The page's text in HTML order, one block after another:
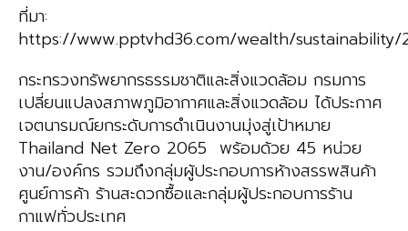
ที่มา:
https://www.pptvhd36.com/wealth/sustainability/
กระทรวงทรัพยากรธรรมชาติและสิ่งแวดล้อม กรมการ
เปลี่ยนแปลงสภาพภูมิอากาศและสิ่งแวดล้อม ได้ประกาศ
เจตนารมณ์ยกระดับการดำเนินงานมุ่งสู่เป้าหมาย
Thailand Net Zero 2065 พร้อมด้วย 45 หน่วย
งาน/องค์กร รวมถึงกลุ่มผู้ประกอบการห้างสรรพสินค้า
ศูนย์การค้า ร้านสะดวกซื้อและกลุ่มผู้ประกอบการร้าน
กาแฟทั่วประเทศ